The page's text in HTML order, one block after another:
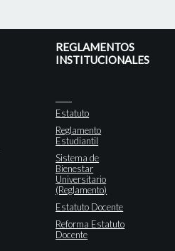
REGLAMENTOS
INSTITUCIONALES
Estatuto
Reglamento
Estudiantil
Sistema de
Bienestar
Universitario
(Reglamento)
Estatuto Docente
Reforma Estatuto
Docente